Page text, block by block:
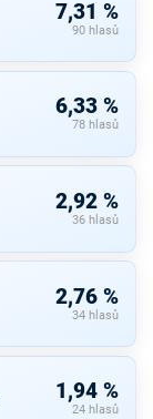
7,31 %
90 hlasů
6,33 %
78 hlasů
2,92 %
36 hlasů
2,76 %
34 hlasů
1,94 %
24 hlasů